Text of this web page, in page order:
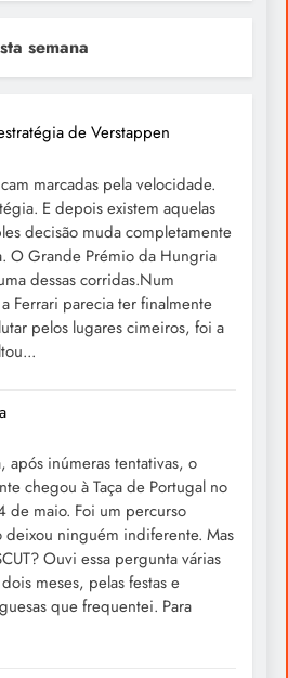
semana
de Verstappen
marcadas pela velocidade.
E depois existem aquelas
decisão muda completamente
O Grande Prémio da Hungria
dessas corridas.Num
Ferrari parecia ter finalmente
pelos lugares cimeiros, foi a
após inúmeras tentativas, o
chegou à Taça de Portugal no
de maio. Foi um percurso
deixou ninguém indiferente. Mas
Ouvi essa pergunta várias
meses, pelas festas e
que frequentei. Para